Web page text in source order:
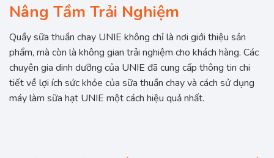
Nâng Tầm Trải Nghiệm
Quầy sữa thuần chay UNIE không chỉ là nơi giới thiệu sản
phẩm, mà còn là không gian trải nghiệm cho khách hàng. Các
chuyên gia dinh dưỡng của UNIE đã cung cấp thông tin chi
tiết về lợi ích sức khỏe của sữa thuần chay và cách sử dụng
máy làm sữa hạt UNIE một cách hiệu quả nhất.